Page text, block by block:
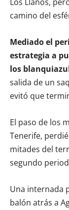
camino del
Mediado el
estrategia a
los
salida de un
evitó que
El paso de los
Tenerife,
mitades del
segundo
Una internada
balón atrás a